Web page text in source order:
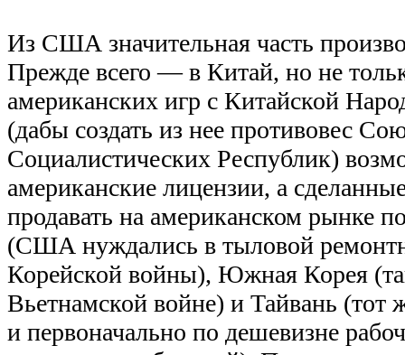
Из США значительная часть
Прежде всего — в Китай, но не
американских игр с Китайской
(дабы создать из нее противовес
Социалистических Республик)
американские лицензии, а
продавать на американском рынке
(США нуждались в тыловой
Корейской войны), Южная Корея
Вьетнамской войне) и Тайвань (тот
и первоначально по дешевизне